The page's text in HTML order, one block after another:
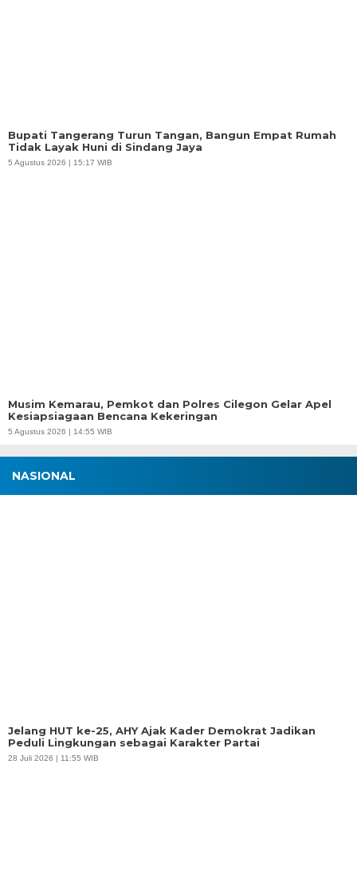
Bupati Tangerang Turun Tangan, Bangun Empat Rumah
Tidak Layak Huni di Sindang Jaya
5 Agustus 2026 | 15:17 WIB
Musim Kemarau, Pemkot dan Polres Cilegon Gelar Apel
Kesiapsiagaan Bencana Kekeringan
5 Agustus 2026 | 14:55 WIB
NASIONAL
Jelang HUT ke-25, AHY Ajak Kader Demokrat Jadikan
Peduli Lingkungan sebagai Karakter Partai
28 Juli 2026 | 11:55 WIB